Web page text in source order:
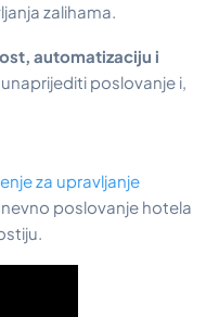
zalihama.
automatizaciju i
unaprijediti poslovanje i,
za upravljanje
poslovanje hotela